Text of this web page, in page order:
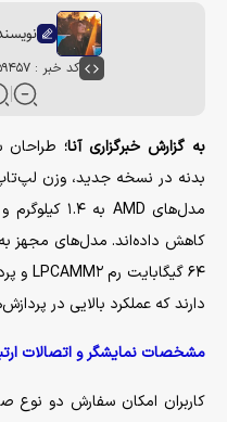
کد خبر : ۱۰۵۹۴۵۷
به گزارش خبرگزاری آنا؛ طراحان
کاهش داده‌اند. مدل‌های مجهز به
دارند که عملکرد بالایی در
مشخصات نمایشگر و اتصالات
کاربران امکان سفارش دو نوع